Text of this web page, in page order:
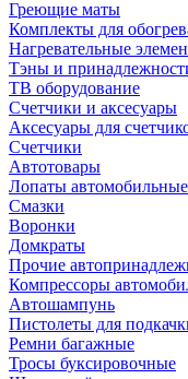
Греющие маты
Комплекты для
Нагревательные
Тэны и
ТВ оборудование
Счетчики и аксесуары
Аксесуары для
Счетчики
Автотовары
Лопаты автомобильные
Смазки
Воронки
Домкраты
Прочие
Компрессоры
Автошампунь
Пистолеты для
Ремни багажные
Тросы буксировочные